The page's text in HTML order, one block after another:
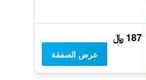
187 ﷼
عرض الصفقة